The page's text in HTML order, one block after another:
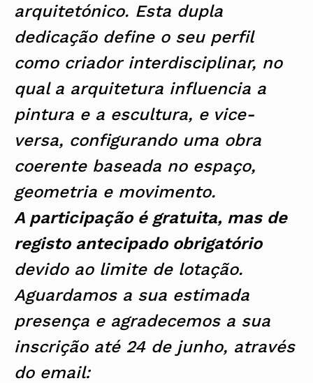
arquitetónico. Esta dupla
dedicação define o seu perfil
como criador interdisciplinar, no
qual a arquitetura influencia a
pintura e a escultura, e vice-
versa, configurando uma obra
coerente baseada no espaço,
geometria e movimento.
A participação é gratuita, mas de
registo antecipado obrigatório
devido ao limite de lotação.
Aguardamos a sua estimada
presença e agradecemos a sua
inscrição até 24 de junho, através
do email: